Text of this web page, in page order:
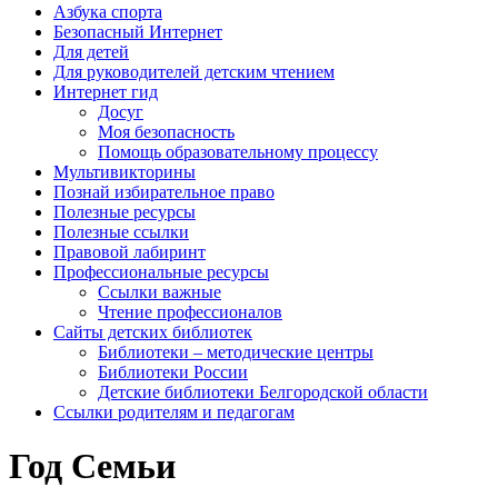
Азбука спорта
Безопасный Интернет
Для детей
Для руководителей детским чтением
Интернет гид
Досуг
Моя безопасность
Помощь образовательному процессу
Мультивикторины
Познай избирательное право
Полезные ресурсы
Полезные ссылки
Правовой лабиринт
Профессиональные ресурсы
Ссылки важные
Чтение профессионалов
Сайты детских библиотек
Библиотеки – методические центры
Библиотеки России
Детские библиотеки Белгородской области
Ссылки родителям и педагогам
Год Семьи